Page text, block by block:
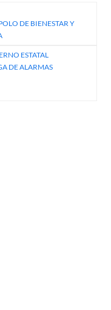
DE BIENESTAR Y
ESTATAL
DE ALARMAS